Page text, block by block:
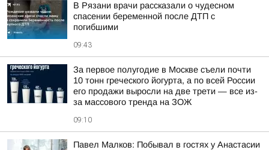
В Рязани врачи рассказали о чудесном
спасении беременной после ДТП с
погибшими
09:43
За первое полугодие в Москве съели почти
10 тонн греческого йогурта, а по всей России
его продажи выросли на две трети — все из-
за массового тренда на ЗОЖ
09:10
Павел Малков: Побывал в гостях у Анастасии